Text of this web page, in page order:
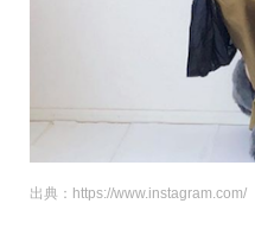
出典：https://www.instagram.com/